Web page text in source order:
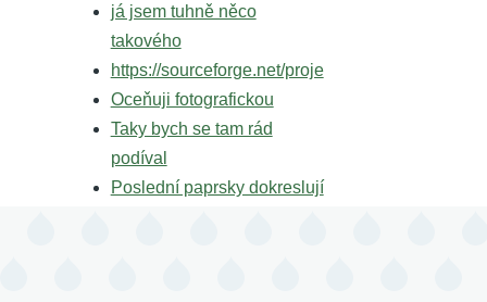
já jsem tuhně něco
takového
https://sourceforge.net/proje
Oceňuji fotografickou
Taky bych se tam rád
podíval
Poslední paprsky dokreslují